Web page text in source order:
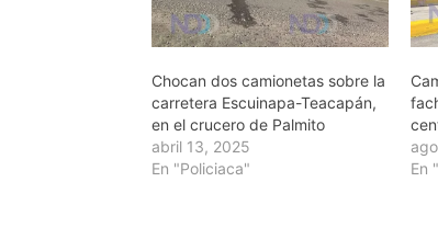
Chocan dos camionetas sobre la
carretera Escuinapa-Teacapán,
en el crucero de Palmito
abril 13, 2025
En "Policiaca"
En